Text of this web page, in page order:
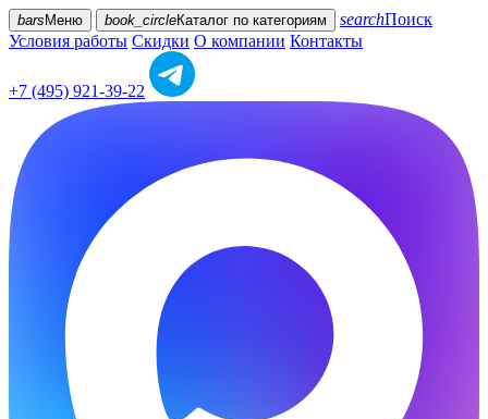
bars Меню book_circleКаталог по категориям searchПоиск
Условия работы Скидки О компании Контакты
+7 (495) 921-39-22